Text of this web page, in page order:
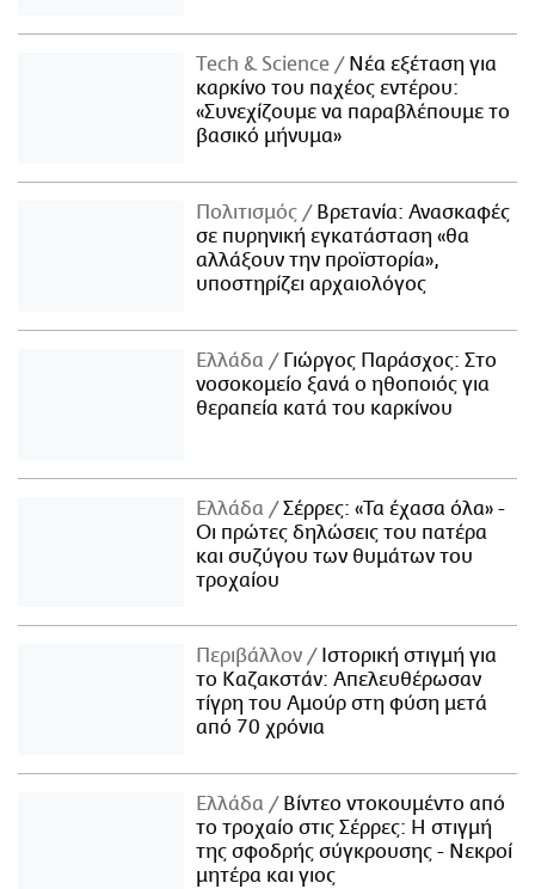
Τech & Science
Νέα εξέταση για
καρκίνο του παχέος εντέρου:
«Συνεχίζουμε να παραβλέπουμε το
βασικό μήνυμα»
Πολιτισμός
Βρετανία: Ανασκαφές
σε πυρηνική εγκατάσταση «θα
αλλάξουν την προϊστορία»,
υποστηρίζει αρχαιολόγος
Ελλάδα
Γιώργος Παράσχος: Στο
νοσοκομείο ξανά ο ηθοποιός για
θεραπεία κατά του καρκίνου
Ελλάδα
Σέρρες: «Τα έχασα όλα» -
Οι πρώτες δηλώσεις του πατέρα
και συζύγου των θυμάτων του
τροχαίου
Περιβάλλον
Ιστορική στιγμή για
το Καζακστάν: Απελευθέρωσαν
τίγρη του Αμούρ στη φύση μετά
από 70 χρόνια
Ελλάδα
Βίντεο ντοκουμέντο από
το τροχαίο στις Σέρρες: Η στιγμή
της σφοδρής σύγκρουσης - Νεκροί
μητέρα και γιος